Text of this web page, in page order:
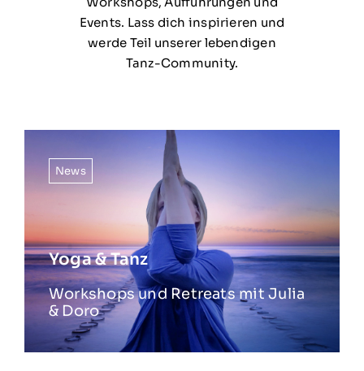
Events. Lass dich inspirieren und
werde Teil unserer lebendigen
Tanz-Community.
News
Yoga & Tanz
Workshops und Retreats mit Julia
& Doro